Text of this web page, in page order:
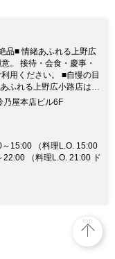
以上でご予約を希
までご相談くださ
れる場合には、店
いたします。 ご
遅れますと、キャ
いただきます。
品■ 情緒あふれる上野広
。 接待・会食・慶事・
用ください。 ■自慢の目
ふれる上野広小路店は８
食・慶事・法事・会議
々なご会食・ご宴会に応
献立にないコースや一品
。
乃屋本店ビル6F
15:00 （料理L.O. 15:00
22:00 （料理L.O. 21:00 ド
top